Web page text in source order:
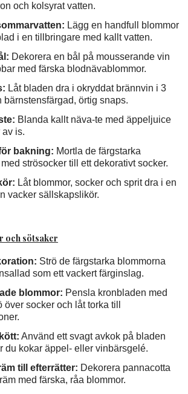
och kolsyrat vatten.
Lägg en handfull blommor
i en tillbringare med kallt vatten.
Dekorera en bål på mousserande vin
med färska blodnävablommor.
Låt bladen dra i okryddat brännvin i 3
bärnstensfärgad, örtig snaps.
Blanda kallt näva-te med äppeljuice
av is.
bakning: Mortla de färgstarka
strösocker till ett dekorativt socker.
Låt blommor, socker och sprit dra i en
vacker sällskapslikör.
och sötsaker
Strö de färgstarka blommorna
som ett vackert färginslag.
blommor: Pensla kronbladen med
över socker och låt torka till
Använd ett svagt avkok på bladen
du kokar äppel- eller vinbärsgelé.
till efterrätter: Dekorera pannacotta
med färska, råa blommor.